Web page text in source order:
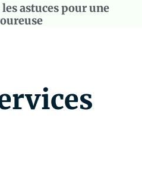
astuces pour une